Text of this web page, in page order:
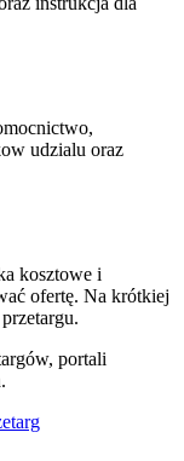
udzialu oraz
kosztowe i
ofertę. Na krótkiej
portali